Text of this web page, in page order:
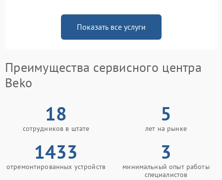
Показать все услуги
Преимущества сервисного центра
Beko
18
сотрудников в штате
5
лет на рынке
1433
отремонтированных устройств
3
минимальный опыт работы
специалистов